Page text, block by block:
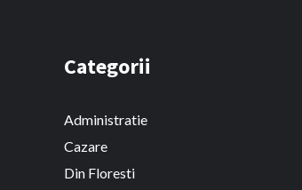
Categorii
Administratie
Cazare
Din Floresti